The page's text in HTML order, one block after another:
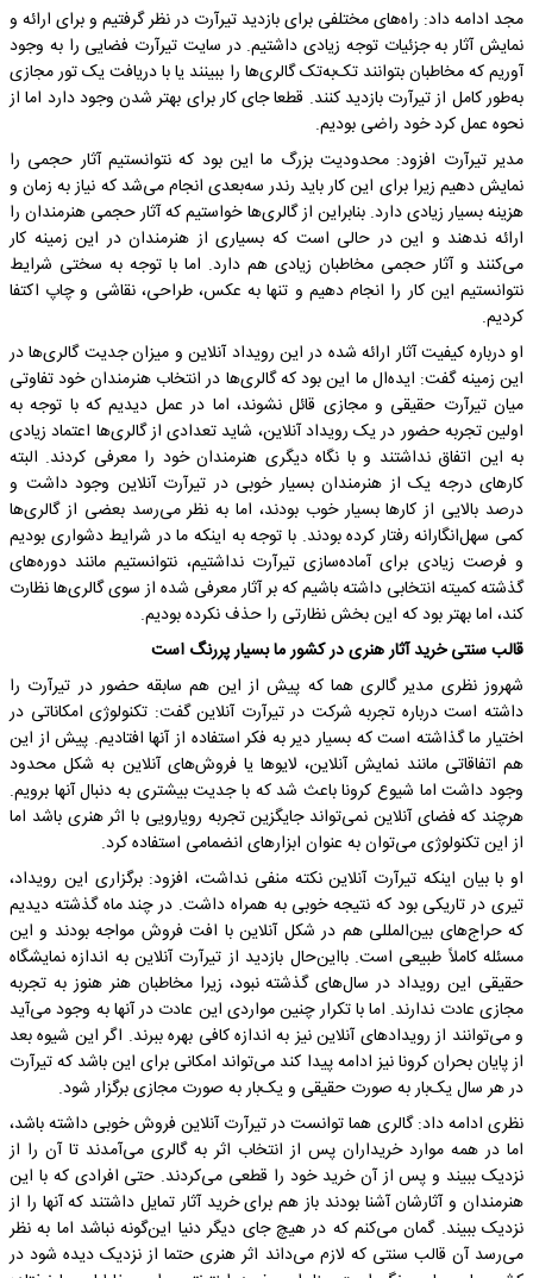
مجد ادامه داد: راه‌های مختلفی برای بازدید تیرآرت در نظر گرفتیم و برای ارائه و
نمایش آثار به جزئیات توجه زیادی داشتیم. در سایت تیرآرت فضایی را به وجود
آوریم که مخاطبان بتوانند تک‌به‌تک گالری‌ها را ببینند یا با دریافت یک تور مجازی
به‌طور کامل از تیرآرت بازدید کنند. قطعا جای کار برای بهتر شدن وجود دارد اما از
نحوه عمل کرد خود راضی بودیم.
مدیر تیرآرت افزود: محدودیت بزرگ ما این بود که نتوانستیم آثار حجمی را
نمایش دهیم زیرا برای این کار باید رندر سه‌بعدی انجام می‌شد که نیاز به زمان و
هزینه بسیار زیادی دارد. بنابراین از گالری‌ها خواستیم که آثار حجمی هنرمندان را
ارائه ندهند و این در حالی است که بسیاری از هنرمندان در این زمینه کار
می‌کنند و آثار حجمی مخاطبان زیادی هم دارد. اما با توجه به سختی شرایط
نتوانستیم این کار را انجام دهیم و تنها به عکس، طراحی، نقاشی و چاپ اکتفا
کردیم.
او درباره کیفیت آثار ارائه شده در این رویداد آنلاین و میزان جدیت گالری‌ها در
این زمینه گفت: ایده‌ال ما این بود که گالری‌ها در انتخاب هنرمندان خود تفاوتی
میان تیرآرت حقیقی و مجازی قائل نشوند، اما در عمل دیدیم که با توجه به
اولین تجربه حضور در یک رویداد آنلاین، شاید تعدادی از گالری‌ها اعتماد زیادی
به این اتفاق نداشتند و با نگاه دیگری هنرمندان خود را معرفی کردند. البته
کارهای درجه یک از هنرمندان بسیار خوبی در تیرآرت آنلاین وجود داشت و
درصد بالایی از کارها بسیار خوب بودند، اما به نظر می‌رسد بعضی از گالری‌ها
کمی سهل‌انگارانه رفتار کرده بودند. با توجه به اینکه ما در شرایط دشواری بودیم
و فرصت زیادی برای آماده‌سازی تیرآرت نداشتیم، نتوانستیم مانند دوره‌های
گذشته کمیته انتخابی داشته باشیم که بر آثار معرفی شده از سوی گالری‌ها نظارت
کند، اما بهتر بود که این بخش نظارتی را حذف نکرده بودیم.
قالب سنتی خرید آثار هنری در کشور ما بسیار پررنگ است
شهروز نظری مدیر گالری هما که پیش از این هم سابقه حضور در تیرآرت را
داشته است درباره تجربه شرکت در تیرآرت آنلاین گفت: تکنولوژی امکاناتی در
اختیار ما گذاشته است که بسیار دیر به فکر استفاده از آنها افتادیم. پیش از این
هم اتفاقاتی مانند نمایش آنلاین، لایوها یا فروش‌های آنلاین به شکل محدود
وجود داشت اما شیوع کرونا باعث شد که با جدیت بیشتری به دنبال آنها برویم.
هرچند که فضای آنلاین نمی‌تواند جایگزین تجربه رویارویی با اثر هنری باشد اما
از این تکنولوژی می‌توان به عنوان ابزارهای انضمامی استفاده کرد.
او با بیان اینکه تیرآرت آنلاین نکته منفی نداشت، افزود: برگزاری این رویداد،
تیری در تاریکی بود که نتیجه خوبی به همراه داشت. در چند ماه گذشته دیدیم
که حراج‌های بین‌المللی هم در شکل آنلاین با افت فروش مواجه بودند و این
مسئله کاملاً طبیعی است. بااین‌حال بازدید از تیرآرت آنلاین به اندازه نمایشگاه
حقیقی این رویداد در سال‌های گذشته نبود، زیرا مخاطبان هنر هنوز به تجربه
مجازی عادت ندارند. اما با تکرار چنین مواردی این عادت در آنها به وجود می‌آید
و می‌توانند از رویدادهای آنلاین نیز به اندازه کافی بهره ببرند. اگر این شیوه بعد
از پایان بحران کرونا نیز ادامه پیدا کند می‌تواند امکانی برای این باشد که تیرآرت
در هر سال یک‌بار به صورت حقیقی و یک‌بار به صورت مجازی برگزار شود.
نظری ادامه داد: گالری هما توانست در تیرآرت آنلاین فروش خوبی داشته باشد،
اما در همه موارد خریداران پس از انتخاب اثر به گالری می‌آمدند تا آن را از
نزدیک ببیند و پس از آن خرید خود را قطعی می‌کردند. حتی افرادی که با این
هنرمندان و آثارشان آشنا بودند باز هم برای خرید آثار تمایل داشتند که آنها را از
نزدیک ببیند. گمان می‌کنم که در هیچ جای دیگر دنیا این‌گونه نباشد اما به نظر
می‌رسد آن قالب سنتی که لازم می‌داند اثر هنری حتما از نزدیک دیده شود در